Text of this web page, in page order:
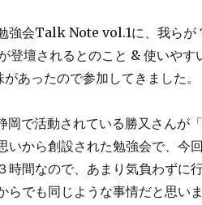
強会Talk Note vol.1に、我ら
登壇されるとのこと & 使いやす
あったので参加してきました。
岡で活動されている勝又さんが
いから創設された勉強会で、今
時間なので、あまり気負わずに
らでも同じような事情だと思い